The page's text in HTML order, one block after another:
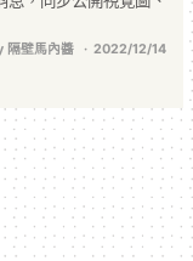
隔壁馬內醬
2022/12/14